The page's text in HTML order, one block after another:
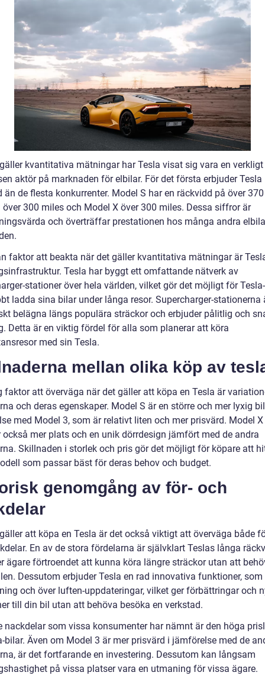
kvantitativa mätningar har Tesla visat sig vara en verkligt
aktör på marknaden för elbilar. För det första erbjuder Tesla
än de flesta konkurrenter. Model S har en räckvidd på över
över 300 miles och Model X över 300 miles. Dessa siffror är
och överträffar prestationen hos många andra
faktor att beakta när det gäller kvantitativa mätningar är
Tesla har byggt ett omfattande nätverk av
stationer över hela världen, vilket gör det möjligt för
ladda sina bilar under långa resor. Supercharger-stationerna
belägna längs populära sträckor och erbjuder pålitlig och
Detta är en viktig fördel för alla som planerar att köra
med sin Tesla.
mellan olika köp av
faktor att överväga när det gäller att köpa en Tesla är
och deras egenskaper. Model S är en större och mer lyxig
med Model 3, som är relativt liten och mer prisvärd. Model X
också mer plats och en unik dörrdesign jämfört med de andra
Skillnaden i storlek och pris gör det möjligt för köpare att
som passar bäst för deras behov och budget.
genomgång av för- och
att köpa en Tesla är det också viktigt att överväga både
En av de stora fördelarna är självklart Teslas långa
ägare förtroendet att kunna köra längre sträckor utan att
Dessutom erbjuder Tesla en rad innovativa funktioner, som
och över luften-uppdateringar, vilket ger förbättringar och
till din bil utan att behöva besöka en verkstad.
nackdelar som vissa konsumenter har nämnt är den höga
bilar. Även om Model 3 är mer prisvärd i jämförelse med de
är det fortfarande en investering. Dessutom kan långsam
på vissa platser vara en utmaning för vissa ägare.